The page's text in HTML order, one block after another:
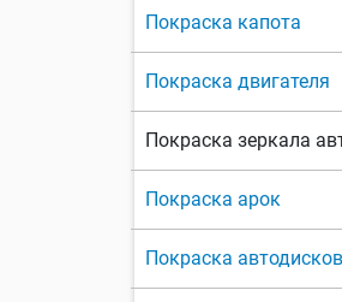
Покраска капота
Покраска двигателя
Покраска зеркала
Покраска арок
Покраска автодисков